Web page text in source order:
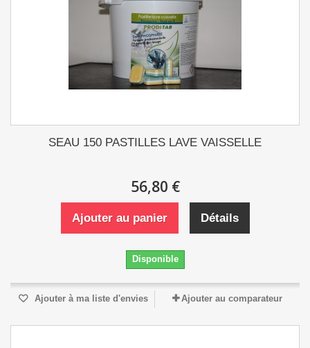
SEAU 150 PASTILLES LAVE VAISSELLE
56,80 €
Ajouter au panier Détails
Disponible
Ajouter à ma liste d'envies Ajouter au comparateur